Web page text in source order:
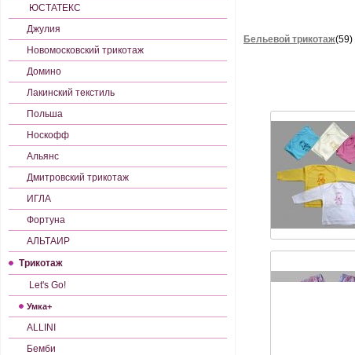
ЮСТАТЕКС
Джулия
Новомосковский трикотаж
Домино
Лакинский текстиль
Польша
Носкофф
Альянс
Дмитровский трикотаж
ИГЛА
Фортуна
АЛЬТАИР
Трикотаж
Let's Gо!
Умка+
ALLINI
Бемби
Бельевой трикотаж(59)